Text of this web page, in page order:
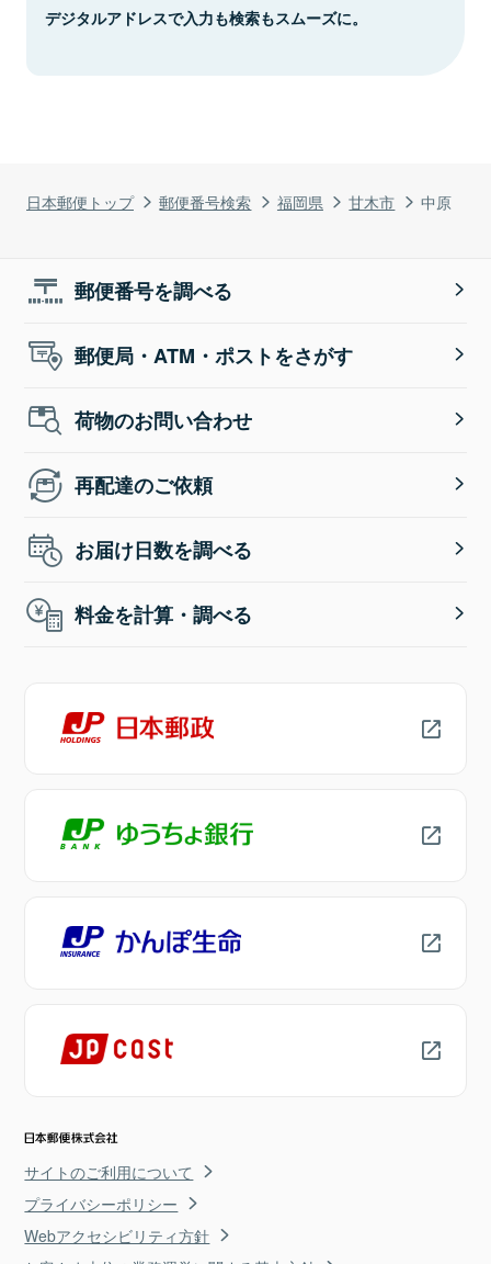
日本郵便トップ 郵便番号検索 福岡県 甘木市 中原
デジタルアドレスで入力も検索もスムーズに。
郵便番号を調べる
郵便局・ATM・ポストをさがす
荷物のお問い合わせ
再配達のご依頼
お届け日数を調べる
料金を計算・調べる
サイトのご利用について
プライバシーポリシー
Webアクセシビリティ方針